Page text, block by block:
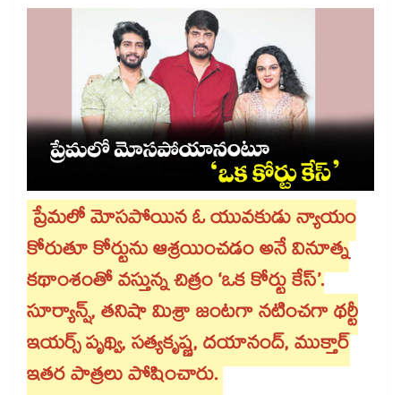
ప్రేమలో మోసపోయిన ఓ యువకుడు న్యాయం
కోరుతూ కోర్టును ఆశ్రయించడం అనే వినూత్న
కథాంశంతో వస్తున్న చిత్రం ‘ఒక కోర్టు కేస్’.
సూర్యాన్ష్, తనిషా మిశ్రా జంటగా నటించగా థర్టీ
ఇయర్స్ పృథ్వి, సత్యకృష్ణ, దయానంద్, ముక్తార్
ఇతర పాత్రలు పోషించారు.